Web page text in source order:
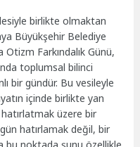
birlikte olmaktan
Büyükşehir Belediye
Farkındalık Günü,
toplumsal bilinci
bir gündür. Bu vesileyle
içinde birlikte yan
üzere bir
hatırlamak değil, bir
bu noktada şunu özellikle